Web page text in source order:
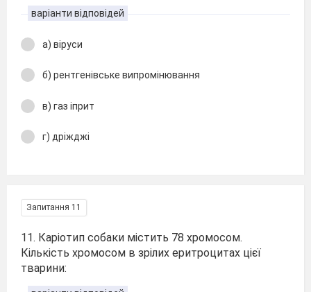
варіанти відповідей
а) віруси
б) рентгенівське випромінювання
в) газ іприт
г) дріжджі
Запитання 11
11. Каріотип собаки містить 78 хромосом.
Кількість хромосом в зрілих еритроцитах цієї
тварини: